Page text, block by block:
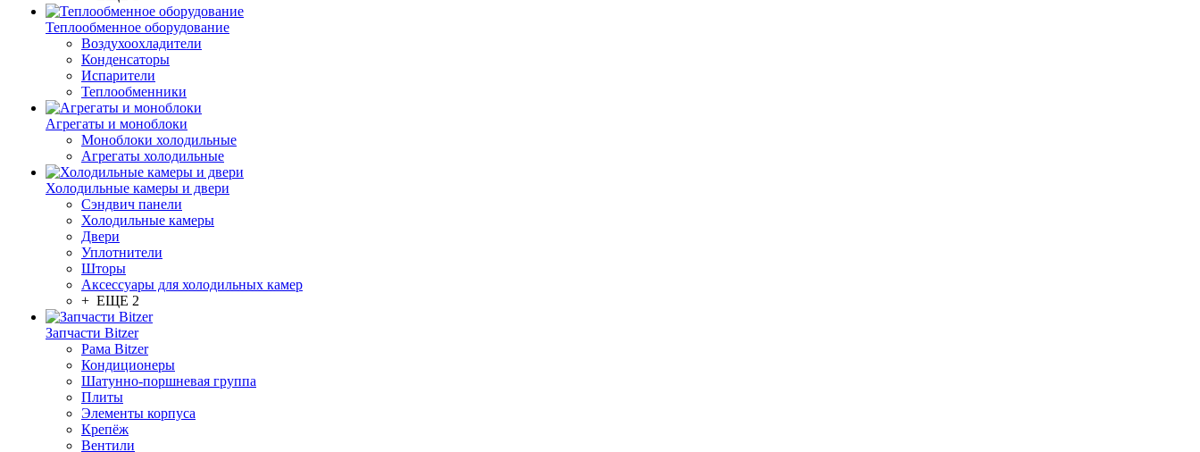
Теплообменное оборудование
Воздухоохладители
Конденсаторы
Испарители
Теплообменники
Агрегаты и моноблоки
Моноблоки холодильные
Агрегаты холодильные
Холодильные камеры и двери
Сэндвич панели
Холодильные камеры
Двери
Уплотнители
Шторы
Аксессуары для холодильных камер
+ ЕЩЕ 2
Запчасти Bitzer
Рама Bitzer
Кондиционеры
Шатунно-поршневая группа
Плиты
Элементы корпуса
Крепёж
Вентили